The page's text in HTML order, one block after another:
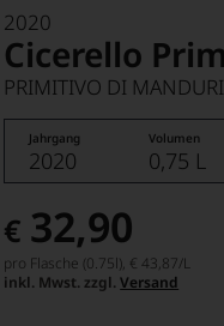
2020
Cicerello
PRIMITIVO DI
Jahrgang Volumen
2020 0,75 L
€ 32,90
pro Flasche (0.75l), € 43,87/L
inkl. Mwst. zzgl.Versand